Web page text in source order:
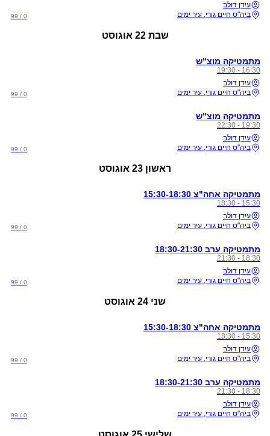
עידן דולב
ביה"ס חיים גורי, עיר ימים
0 / 99
שבת 22 אוגוסט
מתמטיקה מוצ"ש
16:30 - 19:30
עידן דולב
ביה"ס חיים גורי, עיר ימים
0 / 99
מתמטיקה מוצ"ש
19:30 - 22:30
עידן דולב
ביה"ס חיים גורי, עיר ימים
0 / 99
ראשון 23 אוגוסט
מתמטיקה אחה"צ 15:30-18:30
15:30 - 18:30
עידן דולב
ביה"ס חיים גורי, עיר ימים
0 / 99
מתמטיקה ערב 18:30-21:30
18:30 - 21:30
עידן דולב
ביה"ס חיים גורי, עיר ימים
0 / 99
שני 24 אוגוסט
מתמטיקה אחה"צ 15:30-18:30
15:30 - 18:30
עידן דולב
ביה"ס חיים גורי, עיר ימים
0 / 99
מתמטיקה ערב 18:30-21:30
18:30 - 21:30
עידן דולב
ביה"ס חיים גורי, עיר ימים
0 / 99